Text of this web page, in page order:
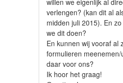
verlengen? (kan dit al
midden juli 2015). En
we dit doen?
En kunnen wij vooraf al
formulieren
daar voor ons?
Ik hoor het graag!